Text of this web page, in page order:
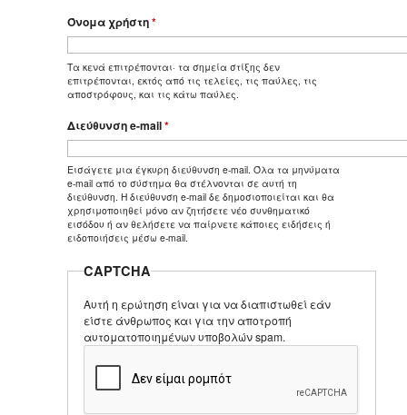
Όνομα χρήστη*
Τα κενά επιτρέπονται· τα σημεία στίξης δεν
επιτρέπονται, εκτός από τις τελείες, τις παύλες, τις
αποστρόφους, και τις κάτω παύλες.
Διεύθυνση e-mail*
Εισάγετε μια έγκυρη διεύθυνση e-mail. Όλα τα μηνύματα
e-mail από το σύστημα θα στέλνονται σε αυτή τη
διεύθυνση. Η διεύθυνση e-mail δε δημοσιοποιείται και θα
χρησιμοποιηθεί μόνο αν ζητήσετε νέο συνθηματικό
εισόδου ή αν θελήσετε να παίρνετε κάποιες ειδήσεις ή
ειδοποιήσεις μέσω e-mail.
CAPTCHA
Αυτή η ερώτηση είναι για να διαπιστωθεί εάν
είστε άνθρωπος και για την αποτροπή
αυτοματοποιημένων υποβολών spam.